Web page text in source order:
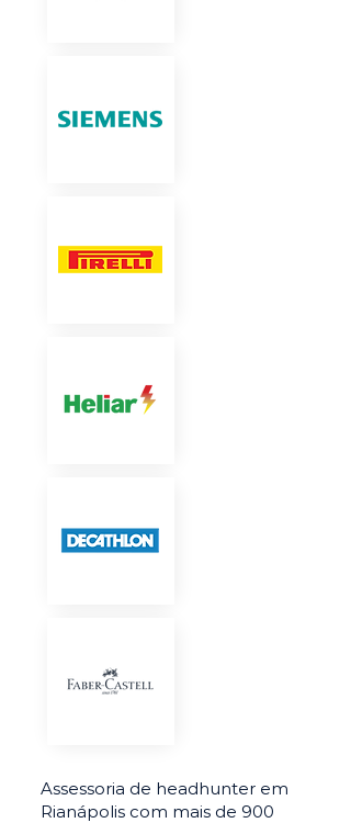
Assessoria de headhunter em
Rianápolis com mais de 900